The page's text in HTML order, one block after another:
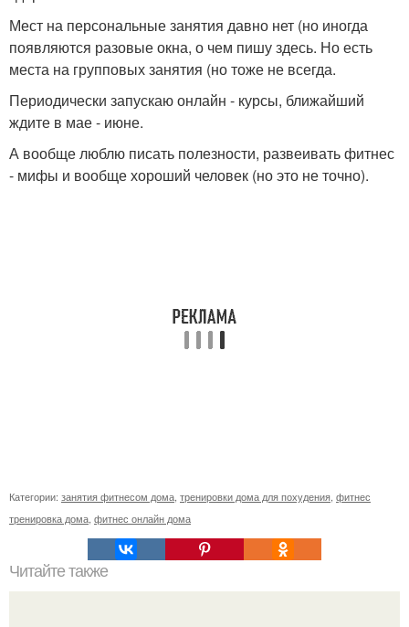
Мест на персональные занятия давно нет (но иногда
появляются разовые окна, о чем пишу здесь. Но есть
места на групповых занятия (но тоже не всегда.
Периодически запускаю онлайн - курсы, ближайший
ждите в мае - июне.
А вообще люблю писать полезности, развеивать фитнес
- мифы и вообще хороший человек (но это не точно).
Категории: занятия фитнесом дома тренировки дома для похудения фитнес
тренировка дома фитнес онлайн дома
Читайте также